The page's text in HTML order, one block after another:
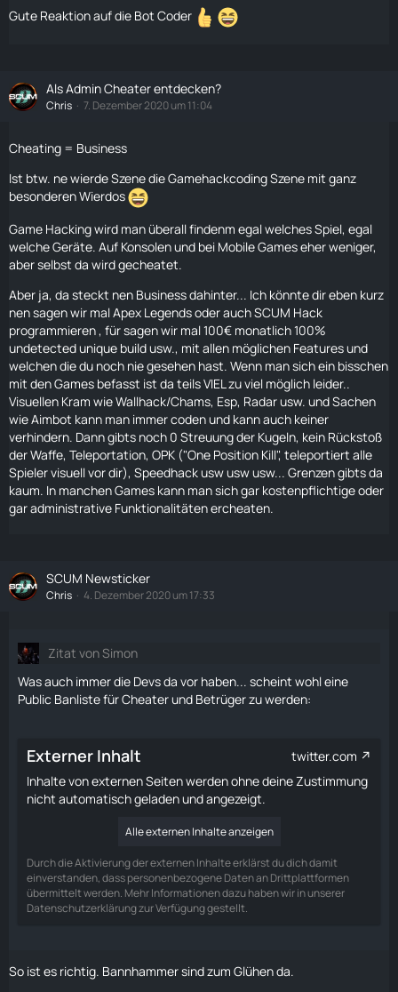
Gute Reaktion auf die Bot Coder
Als Admin Cheater entdecken?
Chris 7. Dezember 2020 um 11:04
Cheating = Business
Ist btw. ne wierde Szene die Gamehackcoding Szene mit ganz
besonderen Wierdos
Game Hacking wird man überall findenm egal welches Spiel, egal
welche Geräte. Auf Konsolen und bei Mobile Games eher weniger,
aber selbst da wird gecheatet.
Aber ja, da steckt nen Business dahinter... Ich könnte dir eben kurz
nen sagen wir mal Apex Legends oder auch SCUM Hack
programmieren , für sagen wir mal 100€ monatlich 100%
undetected unique build usw., mit allen möglichen Features und
welchen die du noch nie gesehen hast. Wenn man sich ein bisschen
mit den Games befasst ist da teils VIEL zu viel möglich leider..
Visuellen Kram wie Wallhack/Chams, Esp, Radar usw. und Sachen
wie Aimbot kann man immer coden und kann auch keiner
verhindern. Dann gibts noch 0 Streuung der Kugeln, kein Rückstoß
der Waffe, Teleportation, OPK ("One Position Kill", teleportiert alle
Spieler visuell vor dir), Speedhack usw usw usw... Grenzen gibts da
kaum. In manchen Games kann man sich gar kostenpflichtige oder
gar administrative Funktionalitäten ercheaten.
SCUM Newsticker
Chris 4. Dezember 2020 um 17:33
Zitat von Simon
Was auch immer die Devs da vor haben... scheint wohl eine
Public Banliste für Cheater und Betrüger zu werden:
Externer Inhalt
twitter.com
Inhalte von externen Seiten werden ohne deine Zustimmung
nicht automatisch geladen und angezeigt.
Alle externen Inhalte anzeigen
Durch die Aktivierung der externen Inhalte erklärst du dich damit
einverstanden, dass personenbezogene Daten an Drittplattformen
übermittelt werden. Mehr Informationen dazu haben wir in unserer
Datenschutzerklärung zur Verfügung gestellt.
So ist es richtig. Bannhammer sind zum Glühen da.